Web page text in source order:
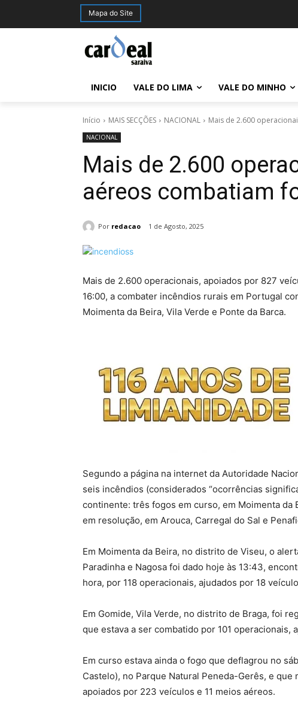
Mapa do Site
INICIO VALE DO LIMA VALE DO MINHO
Início MAIS SECÇÕES NACIONAL Mais de 2.600
NACIONAL
Mais de 2.600
aéreos combatiam
Por redacao 1 de Agosto, 2025
Mais de 2.600 operacionais, apoiados por 827
16:00, a combater incêndios rurais em Portugal
Moimenta da Beira, Vila Verde e Ponte da Barca.
Segundo a página na internet da Autoridade
seis incêndios (considerados “ocorrências
continente: três fogos em curso, em Moimenta da
em resolução, em Arouca, Carregal do Sal e
Em Moimenta da Beira, no distrito de Viseu, o
Paradinha e Nagosa foi dado hoje às 13:43,
hora, por 118 operacionais, ajudados por 18
Em Gomide, Vila Verde, no distrito de Braga, foi
que estava a ser combatido por 101
Em curso estava ainda o fogo que deflagrou no
Castelo), no Parque Natural Peneda-Gerês, e
apoiados por 223 veículos e 11 meios aéreos.